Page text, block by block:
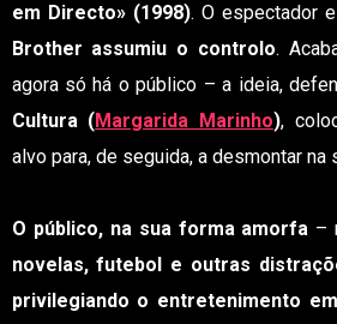
em Directo» (1998). O espectador
Brother assumiu o controlo.
agora só há o público – a ideia,
Cultura (Margarida Marinho),
alvo para, de seguida, a desmontar na
O público, na sua forma amorfa –
novelas, futebol e outras
privilegiando o entretenimento